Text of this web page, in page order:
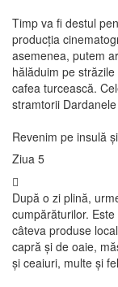
Timp va fi destul
producția
asemenea, putem
hălăduim pe
cafea turcească.
stramtorii
Revenim pe insulă
Ziua 5
După o zi plină,
cumpărăturilor.
câteva produse
capră și de oaie,
și ceaiuri, multe și